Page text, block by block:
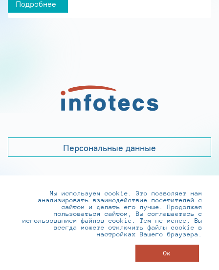
Подробнее
Персональные данные
+7 (495) 737-6192, 8-800-250-0-260
practice@infotecs.ru,hr@infotecs.ru
127273, г. Москва, Отрадная ул., 2Б строение 1
Мы используем cookie. Это позволяет нам
анализировать взаимодействие посетителей с
сайтом и делать его лучше. Продолжая
пользоваться сайтом, Вы соглашаетесь с
использованием файлов cookie. Тем не менее, Вы
всегда можете отключить файлы cookie в
настройках Вашего браузера.
Ок